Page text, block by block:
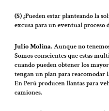
(S)¿Pueden estar planteando la
excusa para un eventual proceso
Julio Molina.Aunque no
Somos conscientes que estas
cuando pueden obtener los
tengan un plan para
En Perú producen llantas para
camiones.